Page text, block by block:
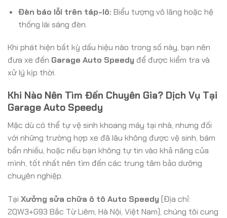
Đèn báo lỗi trên táp-lô: Biểu tượng vô lăng hoặc hệ
thống lái sáng đèn.
Khi phát hiện bất kỳ dấu hiệu nào trong số này, bạn nên
đưa xe đến Garage Auto Speedy để được kiểm tra và
xử lý kịp thời.
Khi Nào Nên Tìm Đến Chuyên Gia? Dịch Vụ Tại
Garage Auto Speedy
Mặc dù có thể tự vệ sinh khoang máy tại nhà, nhưng đối
với những trường hợp xe đã lâu không được vệ sinh, bám
bẩn nhiều, hoặc nếu bạn không tự tin vào khả năng của
mình, tốt nhất nên tìm đến các trung tâm bảo dưỡng
chuyên nghiệp.
Tại Xưởng sửa chữa ô tô Auto Speedy (Địa chỉ:
2QW3+G93 Bắc Từ Liêm, Hà Nội, Việt Nam), chúng tôi cung